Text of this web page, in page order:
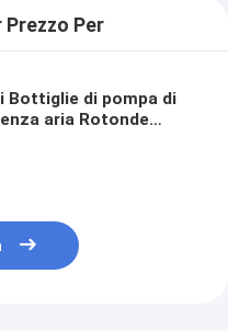
Per
Bottiglie di pompa di
aria Rotonde